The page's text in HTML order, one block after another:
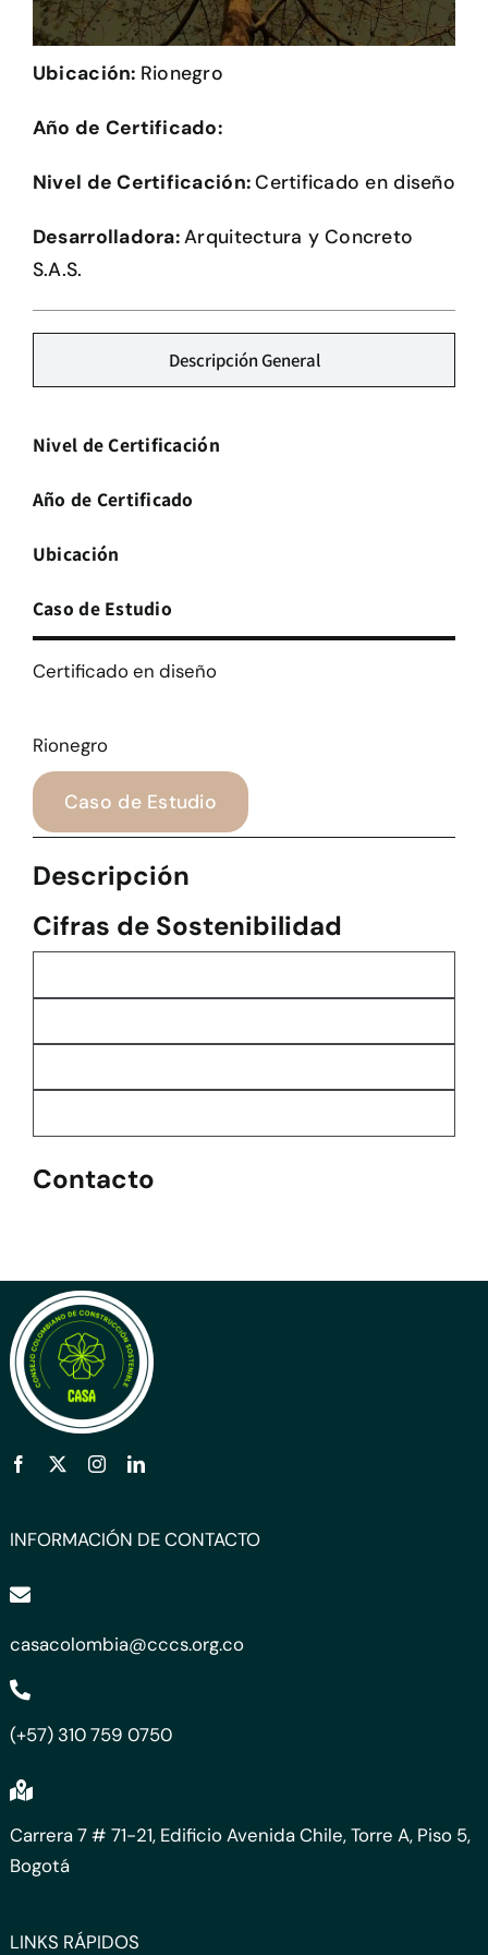
Herramientas
Credenciales
Ubicación: Rionegro
Año de Certificado:
Nivel de Certificación:Certificado en diseño
Desarrolladora:Arquitectura y Concreto
S.A.S.
Descripción General
Nivel de Certificación
Año de Certificado
Ubicación
Caso de Estudio
Certificado en diseño
Rionegro
Caso de Estudio
Descripción
Cifras de Sostenibilidad
Contacto
INFORMACIÓN DE CONTACTO
casacolombia@cccs.org.co
(+57) 310 759 0750
Carrera 7 # 71-21, Edificio Avenida Chile, Torre A, Piso 5,
Bogotá
LINKS RÁPIDOS